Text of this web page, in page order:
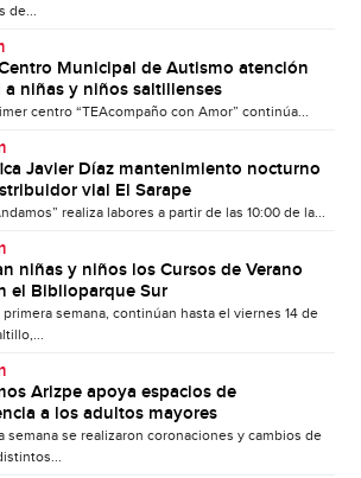
de...
Municipal de Autismo atención
a niñas y niños saltillenses
centro “TEAcompaño con Amor” continúa...
Javier Díaz mantenimiento nocturno
vial El Sarape
realiza labores a partir de las 10:00 de la...
niñas y niños los Cursos de Verano
el Biblioparque Sur
semana, continúan hasta el viernes 14 de
Arizpe apoya espacios de
a los adultos mayores
semana se realizaron coronaciones y cambios de